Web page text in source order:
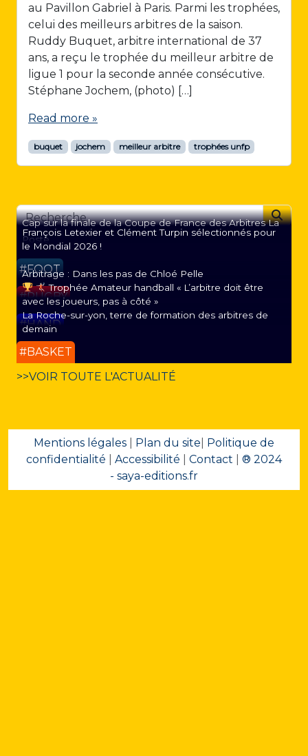
au Pavillon Gabriel à Paris. Parmi les trophées,
celui des meilleurs arbitres de la saison.
Ruddy Buquet, arbitre international de 37
ans, a reçu le trophée du meilleur arbitre de
ligue 1 pour la seconde année consécutive.
Stéphane Jochem, (photo) […]
Read more »
buquet jochem meilleur arbitre trophées unfp
Cap sur la finale de la Coupe de France des Arbitres La
Poste
François Letexier et Clément Turpin sélectionnés pour
le Mondial 2026 !
#FOOT
Arbitrage : Dans les pas de Chloé Pelle
#RUGBY
Trophée Amateur handball « L’arbitre doit être
avec les joueurs, pas à côté »
#HAND
La Roche-sur-yon, terre de formation des arbitres de
demain
#BASKET
>>VOIR TOUTE L'ACTUALITÉ
Mentions légales Plan du site Politique de
confidentialité
Accessibilité Contact
® 2024
- saya-editions.fr